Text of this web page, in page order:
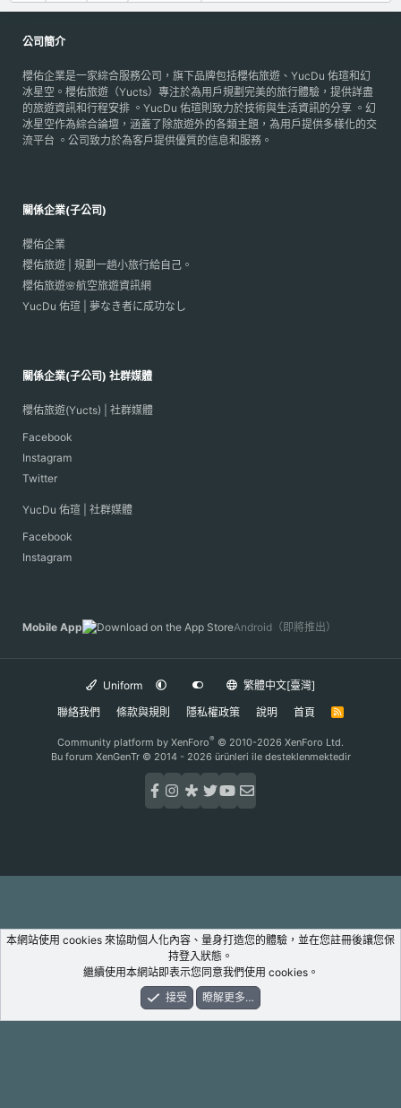
公司簡介
櫻佑企業是一家綜合服務公司，旗下品牌包括櫻佑旅遊、YucDu 佑瑄和幻
冰星空。櫻佑旅遊（Yucts）專注於為用戶規劃完美的旅行體驗，提供詳盡
的旅遊資訊和行程安排 。YucDu 佑瑄則致力於技術與生活資訊的分享 。幻
冰星空作為綜合論壇，涵蓋了除旅遊外的各類主題，為用戶提供多樣化的交
流平台 。公司致力於為客戶提供優質的信息和服務。
關係企業(子公司)
櫻佑企業
櫻佑旅遊 | 規劃一趟小旅行給自己。
櫻佑旅遊🌸航空旅遊資訊網
YucDu 佑瑄 | 夢なき者に成功なし
關係企業(子公司) 社群媒體
櫻佑旅遊(Yucts) | 社群媒體
Facebook
Instagram
Twitter
YucDu 佑瑄 | 社群媒體
Facebook
Instagram
Mobile App Android（即將推出）
Uniform
繁體中文[臺灣]
聯絡我們
條款與規則 隱私權政策 說明 首頁
R
Community platform by XenForo® © 2010-2026 XenForo Ltd.
Bu forum XenGenTr © 2014 - 2026 ürünleri ile desteklenmektedir
登入
本網站使用 cookies 來協助個人化內容、量身打造您的體驗，並在您註冊後讓您保
持登入狀態。
繼續使用本網站即表示您同意我們使用 cookies。
接受
瞭解更多…